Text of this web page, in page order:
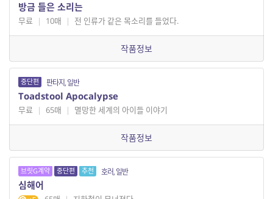
방금 들은 소리는
무료 | 10매 | 전 인류가 같은 목소리를 들었다.
작품정보
중단편 판타지, 일반
Toadstool Apocalypse
무료 | 65매 | 멸망한 세계의 아이들 이야기
작품정보
브릿G계약 중단편 추천 호러, 일반
심해어